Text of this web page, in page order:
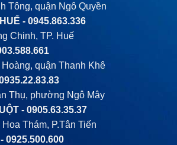
Tông, quận Ngô Quyền
- 0945.863.336
Chinh, TP. Huế
quận Thanh Khê
Thụ, phường Ngô Mây
- 0905.63.35.37
Thám, P.Tân Tiến
0925.500.600